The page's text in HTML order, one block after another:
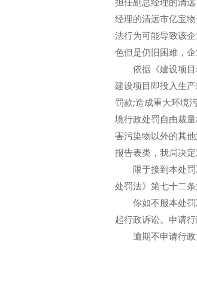
经理的清远市亿宝
法行为可能导致该
色但是仍旧困难，
依据《建设项目
建设项目即投入生
罚款;造成重大环境
境行政处罚自由裁
害污染物以外的其
报告表类，我局决
限于接到本处罚
处罚法》第七十二
你如不服本处罚
起行政诉讼。申请
逾期不申请行政